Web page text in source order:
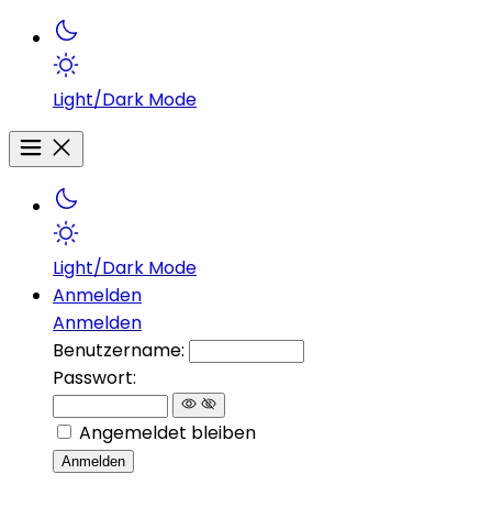
Light/Dark Mode
Light/Dark Mode
Anmelden
Anmelden
Benutzername:
Passwort:
Angemeldet bleiben
Anmelden